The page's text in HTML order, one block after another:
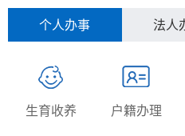
个人办事 法人
生育收养 户籍办理